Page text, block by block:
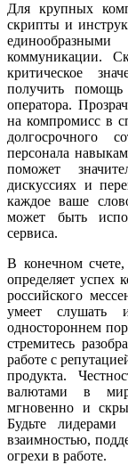
Для крупных
скрипты и
коммуникации.
критическое
получить
оператора.
на компромисс в
долгосрочного
персонала
поможет
дискуссиях и
каждое ваше
может быть
сервиса.
В конечном счете,
определяет успех
российского
умеет
одностороннем
стремитесь
работе с
продукта.
валютами в
мгновенно и
Будьте
взаимностью,
огрехи в работе.